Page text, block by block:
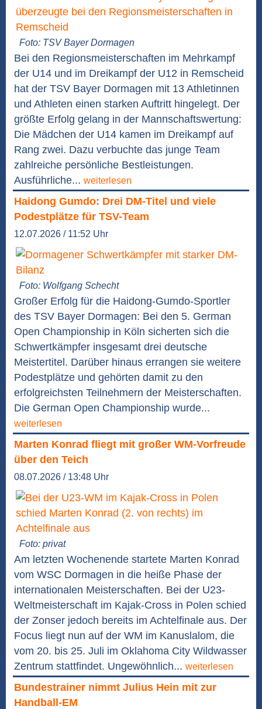
Foto: TSV Bayer Dormagen
Bei den Regionsmeisterschaften im Mehrkampf
der U14 und im Dreikampf der U12 in Remscheid
hat der TSV Bayer Dormagen mit 13 Athletinnen
und Athleten einen starken Auftritt hingelegt. Der
größte Erfolg gelang in der Mannschaftswertung:
Die Mädchen der U14 kamen im Dreikampf auf
Rang zwei. Dazu verbuchte das junge Team
zahlreiche persönliche Bestleistungen.
Ausführliche... weiterlesen
Haidong Gumdo: Drei DM-Titel und viele
Podestplätze für TSV-Team
12.07.2026 / 11:52 Uhr
Foto: Wolfgang Schecht
Großer Erfolg für die Haidong-Gumdo-Sportler
des TSV Bayer Dormagen: Bei den 5. German
Open Championship in Köln sicherten sich die
Schwertkämpfer insgesamt drei deutsche
Meistertitel. Darüber hinaus errangen sie weitere
Podestplätze und gehörten damit zu den
erfolgreichsten Teilnehmern der Meisterschaften.
Die German Open Championship wurde...
weiterlesen
Marten Konrad fliegt mit großer WM-Vorfreude
über den Teich
08.07.2026 / 13:48 Uhr
Foto: privat
Am letzten Wochenende startete Marten Konrad
vom WSC Dormagen in die heiße Phase der
internationalen Meisterschaften. Bei der U23-
Weltmeisterschaft im Kajak-Cross in Polen schied
der Zonser jedoch bereits im Achtelfinale aus. Der
Focus liegt nun auf der WM im Kanuslalom, die
vom 20. bis 25. Juli im Oklahoma City Wildwasser
Zentrum stattfindet. Ungewöhnlich... weiterlesen
Bundestrainer nimmt Julius Hein mit zur
Handball-EM